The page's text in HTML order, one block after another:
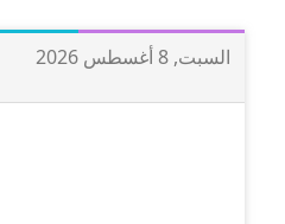
السبت, 8 أغسطس 2026